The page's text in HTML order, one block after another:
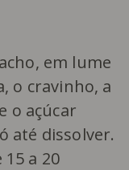
em lume
o cravinho, a
o açúcar
até dissolver.
a 20